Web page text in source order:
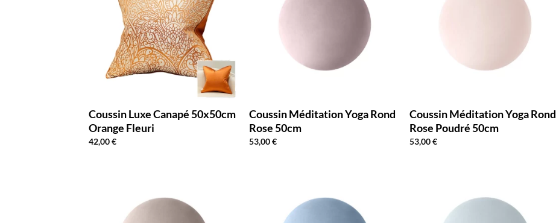
Coussin Luxe Canapé 50x50cm
Orange Fleuri
42,00€
Coussin Méditation Yoga Rond
Rose 50cm
53,00€
Coussin Méditation Yoga Rond
Rose Poudré 50cm
53,00€